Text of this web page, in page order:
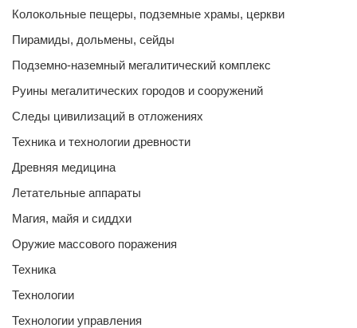
Колокольные пещеры, подземные храмы, церкви
Пирамиды, дольмены, сейды
Подземно-наземный мегалитический комплекс
Руины мегалитических городов и сооружений
Следы цивилизаций в отложениях
Техника и технологии древности
Древняя медицина
Летательные аппараты
Магия, майя и сиддхи
Оружие массового поражения
Техника
Технологии
Технологии управления